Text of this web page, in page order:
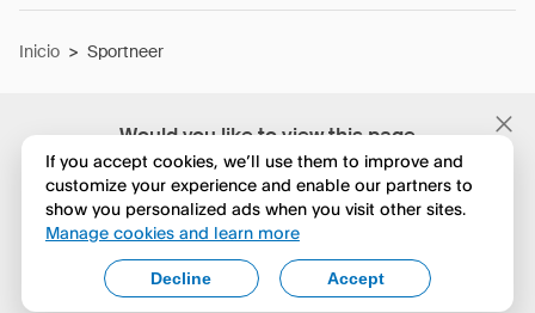
Would you like to view this page
in English?
No, seguir navegando
Yes, change to English
Inicio > Sportneer
If you accept cookies, we’ll use them to improve and
customize your experience and enable our partners to
show you personalized ads when you visit other sites.
Manage cookies and learn more
Accept
Decline